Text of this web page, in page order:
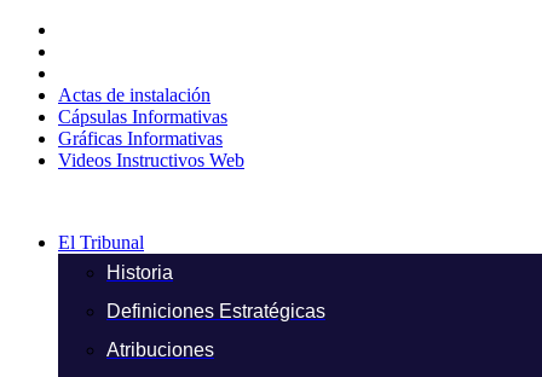
contenido
Actas de instalación
Cápsulas Informativas
Gráficas Informativas
Videos Instructivos Web
El Tribunal
Historia
Definiciones Estratégicas
Atribuciones